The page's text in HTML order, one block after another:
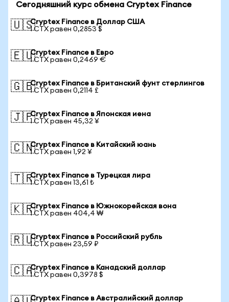
Сегодняшний курс обмена Cryptex Finance
🇺🇸Cryptex Finance в Доллар США
1 CTX равен 0,2853 $
🇪🇺Cryptex Finance в Евро
1 CTX равен 0,2469 €
🇬🇧Cryptex Finance в Британский фунт стерлингов
1 CTX равен 0,2114 £
🇯🇵Cryptex Finance в Японская иена
1 CTX равен 45,32 ¥
🇨🇳Cryptex Finance в Китайский юань
1 CTX равен 1,92 ¥
🇹🇷Cryptex Finance в Турецкая лира
1 CTX равен 13,61 ₺
🇰🇷Cryptex Finance в Южнокорейская вона
1 CTX равен 404,4 ₩
🇷🇺Cryptex Finance в Российский рубль
1 CTX равен 23,59 ₽
🇨🇦Cryptex Finance в Канадский доллар
1 CTX равен 0,3978 $
Cryptex Finance в Австралийский доллар